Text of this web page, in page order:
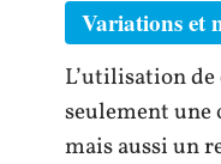
Variations et
L’utilisation
seulement une
mais aussi un